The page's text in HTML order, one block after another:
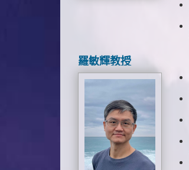
羅敏輝教授